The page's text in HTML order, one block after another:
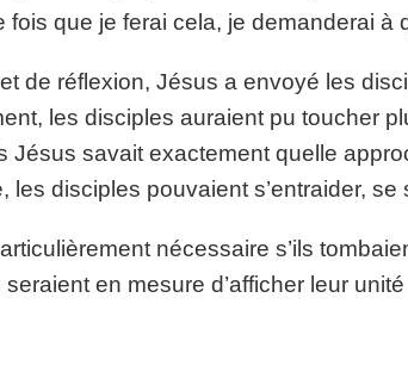
fois que je ferai cela, je demanderai à
de réflexion, Jésus a envoyé les
les disciples auraient pu toucher
Jésus savait exactement quelle
les disciples pouvaient s’entraider,
nécessaire s’ils
en mesure d’afficher leur